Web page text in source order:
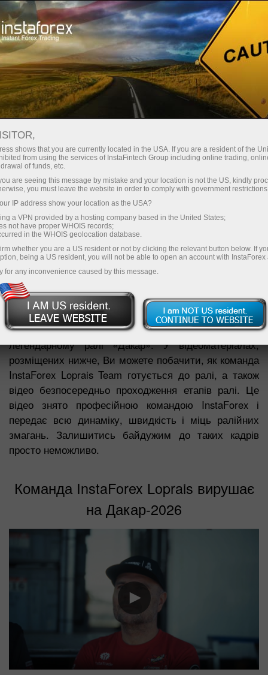
Про компанію ІнстаСпорт
InstaForex Loprais Team
Відео Loprais Team
ВІДЕО КОМАНДИ
INSTAFOREX LOPRAIS TEAM
На цій сторінці представлені репортажі, зняті під час
участі команди InstaForex Loprais Team в тих чи
інших ралі-марафонах, у тому числі і у
легендарному ралі «Дакар». У відеоматеріалах,
розміщених нижче, Ви можете побачити, як команда
InstaForex Loprais Team готується до ралі, а також
відео безпосередньо проходження етапів ралі. Це
відео знято професійною командою InstaForex і
передає всю динаміку, швидкість і міць ралійних
змагань. Залишитись байдужим до таких кадрів
просто неможливо.
Команда InstaForex Loprais вирушає
на Дакар-2026
shows that you are currently located in the USA. If you are a resident of the
from using the services of InstaFintech Group including online trading,
of funds, etc.
are seeing this message by mistake and your location is not the US, kindly
you must leave the website in order to comply with government
IP address show your location as the USA?
a VPN provided by a hosting company based in the United States;
not have proper WHOIS records;
in the WHOIS geolocation database.
whether you are a US resident or not by clicking the relevant button below. If
being a US resident, you will not be able to open an account with InstaForex
for any inconvenience caused by this message.